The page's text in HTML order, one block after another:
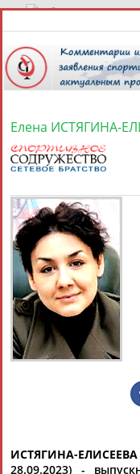
9
1персона
Елена
ИСТЯГИНА-
ЕЛИСЕЕВА
Ваш запрос:
Документы 1-10 из 18
Скончалась директор
Истягина-Елисеева
Елена ИСТЯГИНА-
ИСТЯГИНА-ЕЛИСЕЕВА
28.09.2023) -